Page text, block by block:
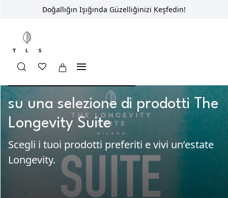
Doğallığın Işığında Güzelliğinizi Keşfedin!
su una selezione di prodotti The
Longevity Suite
Scegli i tuoi prodotti preferiti e vivi un’estate
Longevity.